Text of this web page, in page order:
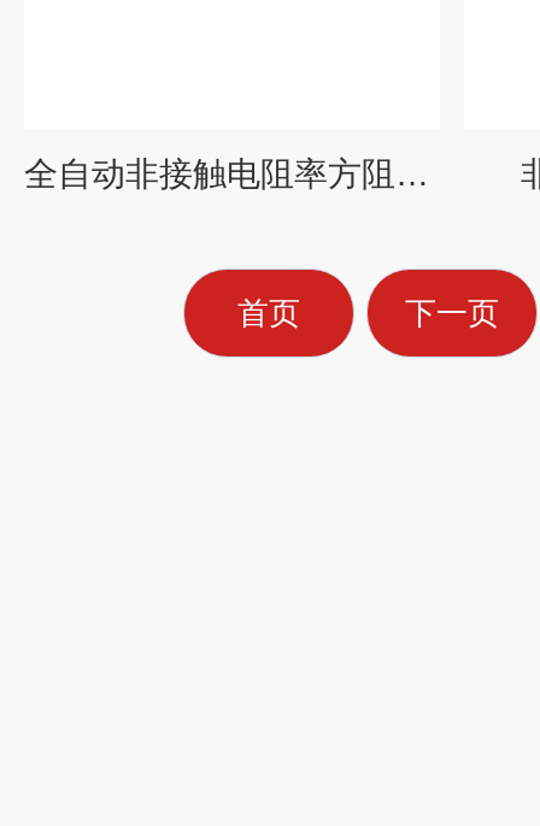
全自动非接触电阻率方阻测试仪
首页 下一页